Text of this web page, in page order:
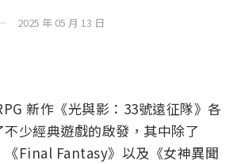
2025 年 05 月 13 日
新作《光與影：33號遠征隊》各
少經典遊戲的啟發，其中除了
《Final Fantasy》以及《女神異聞